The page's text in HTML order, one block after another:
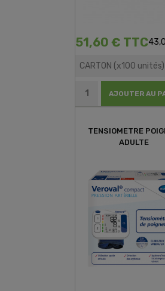
51,60 € TTC
AJOUTER AU
TENSIOMETRE
ADULTE